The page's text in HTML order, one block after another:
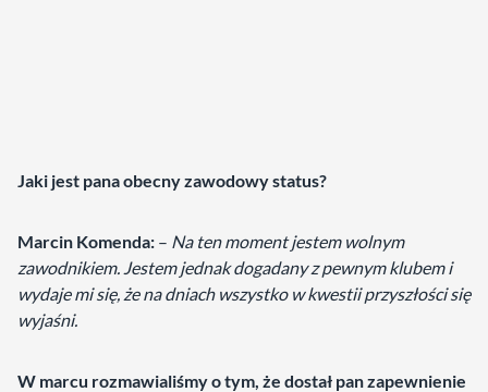
Jaki jest pana obecny zawodowy status?
Marcin Komenda: – Na ten moment jestem wolnym
zawodnikiem. Jestem jednak dogadany z pewnym klubem i
wydaje mi się, że na dniach wszystko w kwestii przyszłości się
wyjaśni.
W marcu rozmawialiśmy o tym, że dostał pan zapewnienie